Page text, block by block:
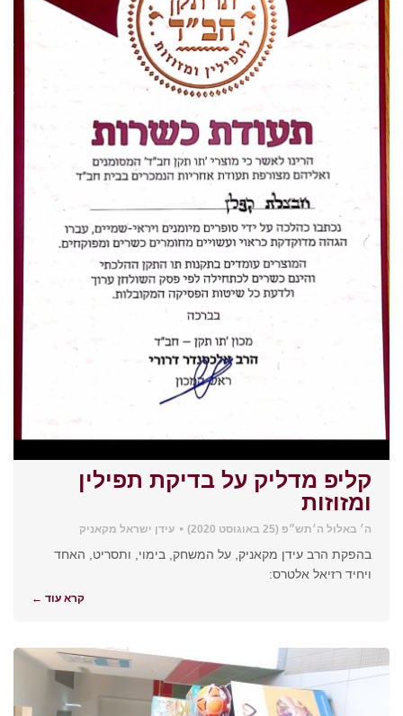
קליפ מדליק על בדיקת תפילין
ומזוזות
ה׳ באלול ה׳תש״פ (25 באוגוסט 2020) עידן ישראל מקאניק
בהפקת הרב עידן מקאניק, על המשחק, בימוי, ותסריט, האחד
ויחיד רזיאל אלטרס:
קרא עוד ←